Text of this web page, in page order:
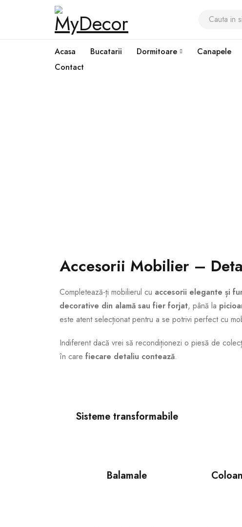
Acasa Bucatarii Dormitoare Canapele
Contact
Accesorii Mobilier –
Completează-ți mobilierul cu accesorii elegante și
decorative din alamă sau fier forjat, până la
este atent selecționat pentru a se potrivi perfect cu
Indiferent dacă vrei să recondiționezi o piesă de
în care fiecare detaliu contează.
Sisteme transformabile
Balamale